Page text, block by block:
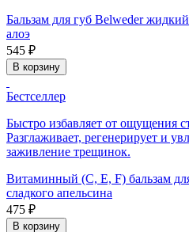
Бальзам для губ Belweder
алоэ
545 ₽
В корзину
Бестселлер
Быстро избавляет от ощущения
Разглаживает, регенерирует и
заживление трещинок.
Витаминный (С, Е, F) бальзам
сладкого апельсина
475 ₽
В корзину